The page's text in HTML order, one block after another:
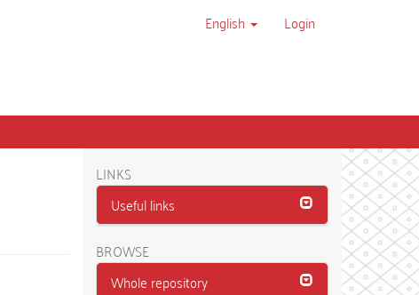
English Login
LINKS
Useful links
BROWSE
Whole repository